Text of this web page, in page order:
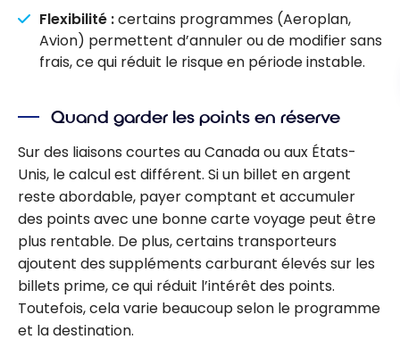
Flexibilité :certains programmes (Aeroplan,
Avion) permettent d’annuler ou de modifier sans
frais, ce qui réduit le risque en période instable.
Quand garder les points en réserve
Sur des liaisons courtes au Canada ou aux États-
Unis, le calcul est différent. Si un billet en argent
reste abordable, payer comptant et accumuler
des points avec une bonne carte voyage peut être
plus rentable. De plus, certains transporteurs
ajoutent des suppléments carburant élevés sur les
billets prime, ce qui réduit l’intérêt des points.
Toutefois, cela varie beaucoup selon le programme
et la destination.